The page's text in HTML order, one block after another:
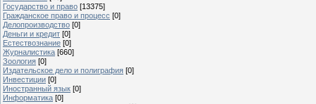
Государство и право [13375]
Гражданское право и процесс [0]
Делопроизводство [0]
Деньги и кредит [0]
Естествознание [0]
Журналистика [660]
Зоология [0]
Издательское дело и полиграфия [0]
Инвестиции [0]
Иностранный язык [0]
Информатика [0]